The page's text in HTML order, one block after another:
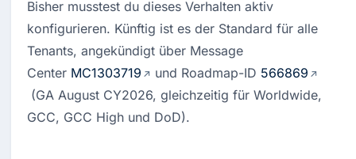
Bisher musstest du dieses Verhalten aktiv
konfigurieren. Künftig ist es der Standard für alle
Tenants, angekündigt über Message
Center MC1303719 und Roadmap-ID 566869
(GA August CY2026, gleichzeitig für Worldwide,
GCC, GCC High und DoD).